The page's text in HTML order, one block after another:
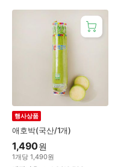
애호박(국산/1개)
행사상품
1,490원
1개당 1,490원